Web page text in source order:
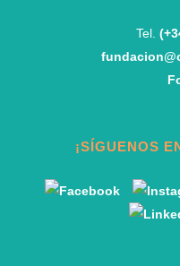
Tel.
¡SÍGUENOS